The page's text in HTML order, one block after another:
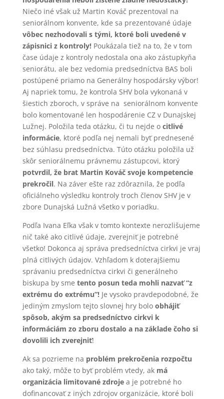
Niečo iné však už Martin Kováč prezentoval na
seniorálnom konvente, kde sa prezentované údaje
vôbec nezhodovali s tými, ktoré boli uvedené v
zápisnici z kontroly!Poukázala tiež na to, že v tom
čase údaje z kontroly nedostala ona ako zástupkyňa
seniorátu, ale bez vedomia predsedníctva BAS boli
postúpené priamo na Generálny hospodársky výbor!
Aj napriek tomu, že kontrola SHV bola vykonaná v
šiestich zboroch, v správe na seniorálnom konvente
bolo komentované len hospodárenie CZ v Dunajskej
Lužnej. Položila teda otázku, či tu nejde o citlivé
informácie, ktoré podľa nej nemali byť prednesené
bez súhlasu predsedníctva. Túto otázku položila už
skôr seniorálnemu právnemu zástupcovi, ktorý
potvrdil, že brat Martin Kováč svoje kompetencie
prekročil. Na záver ešte raz zdôraznila, že podľa
oficiálneho výsledku kontroly troch členov SHV je v
zbore Dunajská Lužná všetko v poriadku.
Podľa Ivana Eľka však v tomto kontexte nerozlišujeme
nič také ako citlivé údaje, zverejniť je potrebné
všetko! Dokonca aj správa predsedníctva cirkvi je vraj
plná citlivých údajov. Vzhľadom k doterajšiemu
správaniu predsedníctva cirkvi či generálneho
biskupa by sme tento posun teda mohli nazvať “z
extrému do extrému”! Je vysoko pravdepodobné, že
jediným zmyslom tejto slovnej hry bolo obhájiť
spôsob, akým sa predsedníctvo cirkvi k
informáciám zo zboru dostalo a na základe čoho si
dovolili ich zverejniť!
Ak sa pozrieme na problém prekročenia rozpočtu
ako taký, môže to byť problém vtedy, ak má
organizácia limitované zdrojea je potrebné ho
dofinancovať z iných zdrojov organizácie, ktoré boli